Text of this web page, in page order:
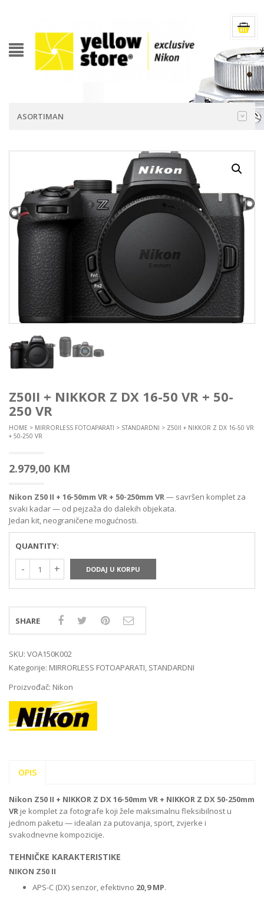
ASORTIMAN
Z50II + NIKKOR Z DX 16-50 VR + 50-
250 VR
HOME > MIRRORLESS FOTOAPARATI > STANDARDNI > Z50II + NIKKOR Z DX 16-50 VR
+ 50-250 VR
2.979,00 KM
Nikon Z50 II + 16-50mm VR + 50-250mm VR— savršen komplet za
svaki kadar — od pejzaža do dalekih objekata.
Jedan kit, neograničene mogućnosti.
QUANTITY:
DODAJ U KORPU
SHARE
SKU: VOA150K002
Kategorije: MIRRORLESS FOTOAPARATI, STANDARDNI
Proizvođač: Nikon
OPIS
Nikon Z50 II + NIKKOR Z DX 16-50mm VR + NIKKOR Z DX 50-250mm
VR je komplet za fotografe koji žele maksimalnu fleksibilnost u
jednom paketu — idealan za putovanja, sport, zvjerke i
svakodnevne kompozicije.
TEHNIČKE KARAKTERISTIKE
NIKON Z50 II
APS-C (DX) senzor, efektivno 20,9 MP.